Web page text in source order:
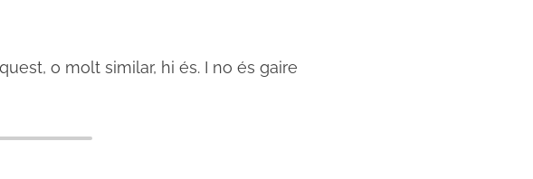
o molt similar, hi és. I no és gaire